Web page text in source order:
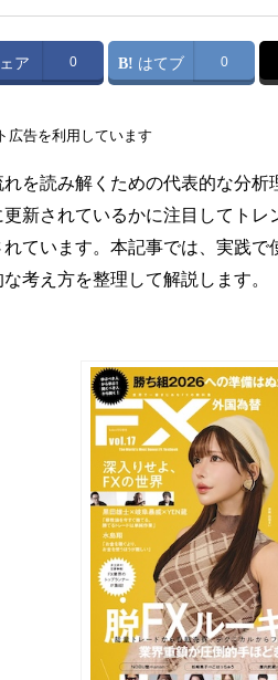
ア 0 はてブ 0
広告を利用しています
を読み解くための代表的な分
更新されているかに注目してト
ています。本記事では、実践
考え方を整理して解説します